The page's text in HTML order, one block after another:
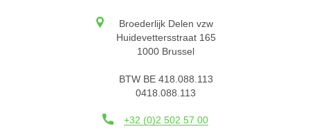
Broederlijk Delen vzw
Huidevettersstraat 165
1000 Brussel
BTW BE 418.088.113
0418.088.113
+32 (0)2 502 57 00